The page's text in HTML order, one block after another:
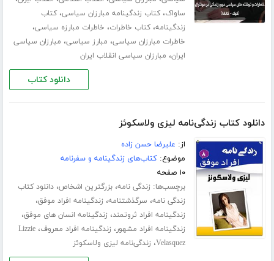
ساواک،کتاب زندگینامه مبارزان سیاسی،کتاب
زندگینامه،کتاب خاطرات، خاطرات مبارزه سیاسی،
خاطرات مبارزان سیاسی، مبارز سیاسی، مبارزان سیاسی
ایران، مبارزان سیاسی انقلاب ایران
دانلود کتاب
دانلود کتاب زندگی‌نامه لیزی ولاسکوئز
از: علیرضا حسن زاده
موضوع:کتاب‌های زندگینامه و سفرنامه
۱۰ صفحه
برچسب‌ها: زندگی نامه،بزرگترین اشخاص،دانلود کتاب
زندگی نامه، سرگذشتنامه، زندگینامه افراد موفق،
زندگینامه افراد ثروتمند، زندگینامه انسان های موفق،
زندگینامه افراد مشهور، زندگینامه افراد معروف،Lizzie
Velasquez، زندگی‌نامه لیزی ولاسکوئز